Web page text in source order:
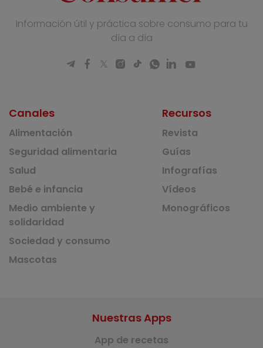
Información útil y práctica sobre consumo para tu
día a día
Canales
Alimentación
Seguridad alimentaria
Salud
Bebé e infancia
Medio ambiente y
solidaridad
Sociedad y consumo
Mascotas
Recursos
Revista
Guías
Infografías
Vídeos
Monográficos
Nuestras Apps
App de recetas